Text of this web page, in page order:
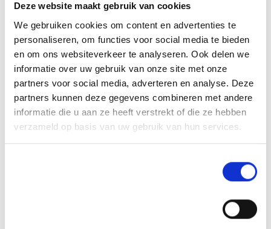
Deze website maakt gebruik van cookies
We gebruiken cookies om content en advertenties te
personaliseren, om functies voor social media te bieden
en om ons websiteverkeer te analyseren. Ook delen we
informatie over uw gebruik van onze site met onze
partners voor social media, adverteren en analyse. Deze
partners kunnen deze gegevens combineren met andere
informatie die u aan ze heeft verstrekt of die ze hebben
verzameld op basis van uw gebruik van hun services.